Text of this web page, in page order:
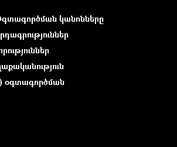
կանոնները
օգտագործման